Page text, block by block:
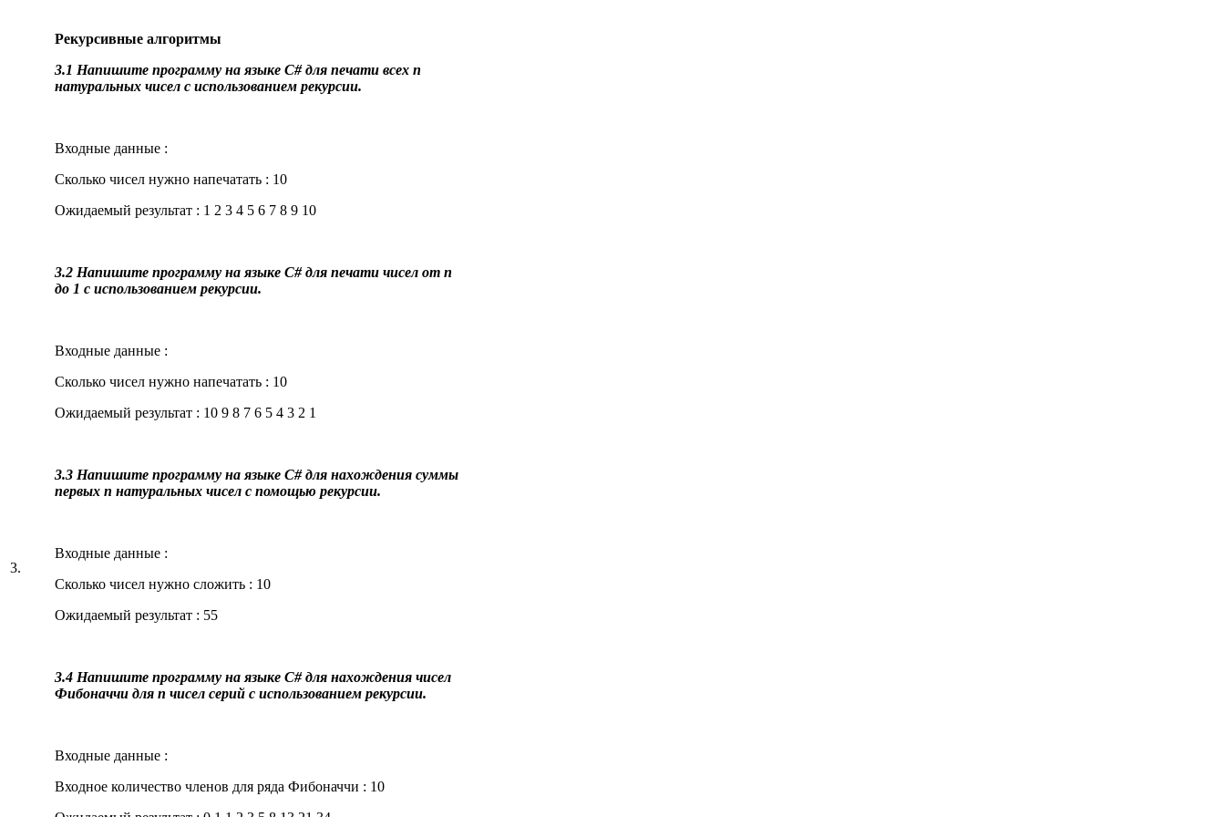
3.
Рекурсивные алгоритмы
3.1 Напишите программу на языке C# для печати всех n
натуральных чисел с использованием рекурсии.
Входные данные :
Сколько чисел нужно напечатать : 10
Ожидаемый результат : 1 2 3 4 5 6 7 8 9 10
3.2 Напишите программу на языке C# для печати чисел от n
до 1 с использованием рекурсии.
Входные данные :
Сколько чисел нужно напечатать : 10
Ожидаемый результат : 10 9 8 7 6 5 4 3 2 1
3.3 Напишите программу на языке C# для нахождения суммы
первых n натуральных чисел с помощью рекурсии.
Входные данные :
Сколько чисел нужно сложить : 10
Ожидаемый результат : 55
3.4 Напишите программу на языке C# для нахождения чисел
Фибоначчи для n чисел серий с использованием рекурсии.
Входные данные :
Входное количество членов для ряда Фибоначчи : 10